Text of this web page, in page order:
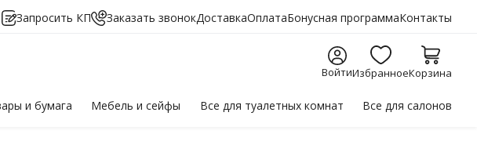
Запросить КП Заказать звонокДоставкаОплатаБонусная программаКонтакты
ВойтиИзбранноеКорзина
и бумага Мебельи сейфы Все для туалетных комнат Все для салонов